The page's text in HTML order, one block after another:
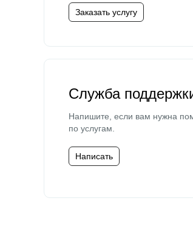
Заказать услугу
Служба
Напишите, если вам нужна
по услугам.
Написать